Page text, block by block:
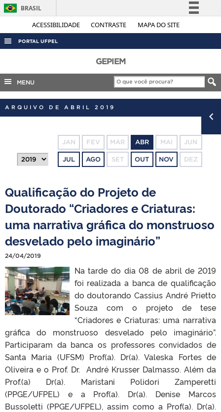
ACESSIBILIDADE CONTRASTE MAPA DO SITE
BRASIL
Simplifique!
Legislação
Canais
PORTAL UFPEL
AUDITORIA
COBALTO
CONCURSOS
OUVIDORIA
TELEFONES
GEPIEM
MENU
ARQUIVO DE ABRIL 2019
JAN FEV MAR ABR MAI JUN
JUL AGO SET OUT NOV DEZ
Qualificação do Projeto de
Doutorado “Criadores e Criaturas:
uma narrativa gráfica do monstruoso
desvelado pelo imaginário”
24/04/2019
Na tarde do dia 08 de abril de 2019
foi realizada a banca de qualificação
do doutorando Cassius André Prietto
Souza com o projeto de tese
“Criadores e Criaturas: uma narrativa
gráfica do monstruoso desvelado pelo imaginário”.
Participaram da banca os professores convidados de
Santa Maria (UFSM) Prof(a). Dr(a). Valeska Fortes de
Oliveira e o Prof. Dr. André Krusser Dalmasso. Além da
Prof.(a) Dr(a). Maristani Polidori Zamperetti
(PPGE/UFPEL) e a Prof(a). Dr(a). Denise Marcos
Bussoletti (PPGE/UFPEL), assim como a Prof(a). Dr(a).